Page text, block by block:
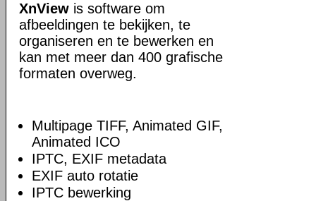
XnView is software om
afbeeldingen te bekijken, te
organiseren en te bewerken en
kan met meer dan 400 grafische
formaten overweg.
Multipage TIFF, Animated GIF,
Animated ICO
IPTC, EXIF metadata
EXIF auto rotatie
IPTC bewerking